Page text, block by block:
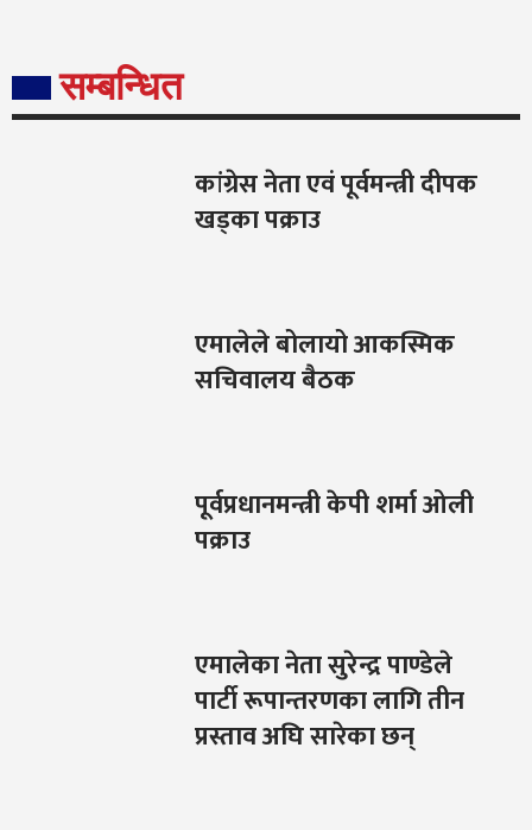
सम्बन्धित
कांग्रेस नेता एवं पूर्वमन्त्री दीपक
खड्का पक्राउ
एमालेले बोलायो आकस्मिक
सचिवालय बैठक
पूर्वप्रधानमन्त्री केपी शर्मा ओली
पक्राउ
एमालेका नेता सुरेन्द्र पाण्डेले
पार्टी रूपान्तरणका लागि तीन
प्रस्ताव अघि सारेका छन्